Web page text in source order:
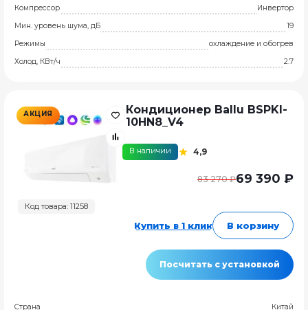
Компрессор
Инвертор
Мин. уровень шума, дБ
19
Режимы
охлаждение и обогрев
Холод, КВт/ч
2.7
АКЦИЯ
Код товара: 11258
Кондиционер Ballu BSPKI-
10HN8_V4
В наличии 4,9
83 270 ₽69 390 ₽
Купить в 1 клик В корзину
Посчитать с установкой
Страна
Китай